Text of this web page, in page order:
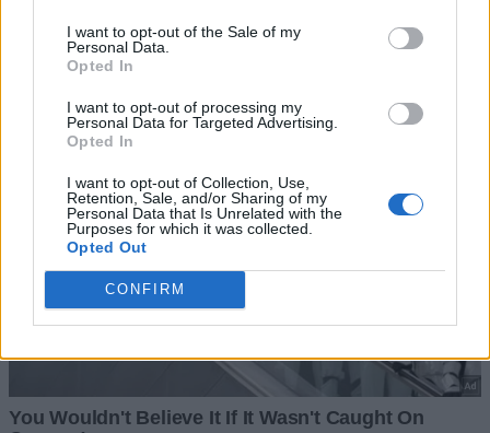
I want to opt-out of the Sale of my
Personal Data.
Opted In
I want to opt-out of processing my
Personal Data for Targeted Advertising.
Opted In
I want to opt-out of Collection, Use,
Retention, Sale, and/or Sharing of my
Personal Data that Is Unrelated with the
Purposes for which it was collected.
Opted Out
CONFIRM